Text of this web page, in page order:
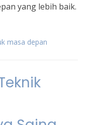
yang lebih baik.
masa depan